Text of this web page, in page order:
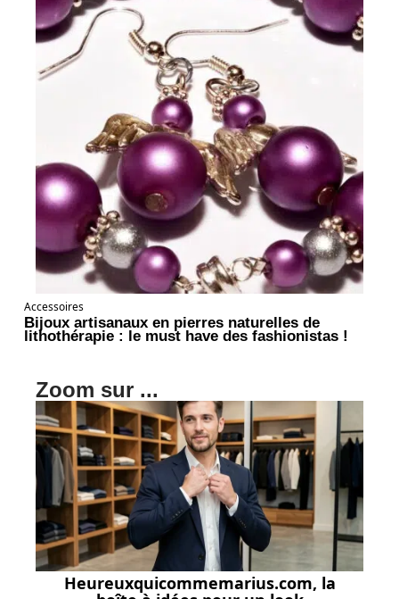
Accessoires
Bijoux artisanaux en pierres naturelles de
lithothérapie : le must have des fashionistas !
Zoom sur ...
Heureuxquicommemarius.com, la